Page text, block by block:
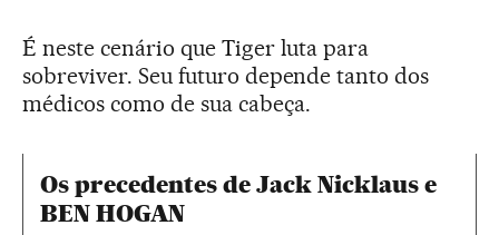
É neste cenário que Tiger luta para
sobreviver. Seu futuro depende tanto dos
médicos como de sua cabeça.
Os precedentes de Jack Nicklaus e
BEN HOGAN